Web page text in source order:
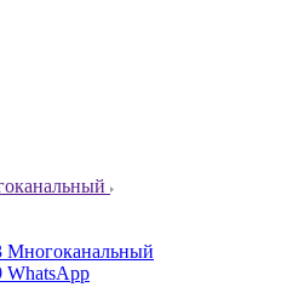
Многоканальный
WhatsApp